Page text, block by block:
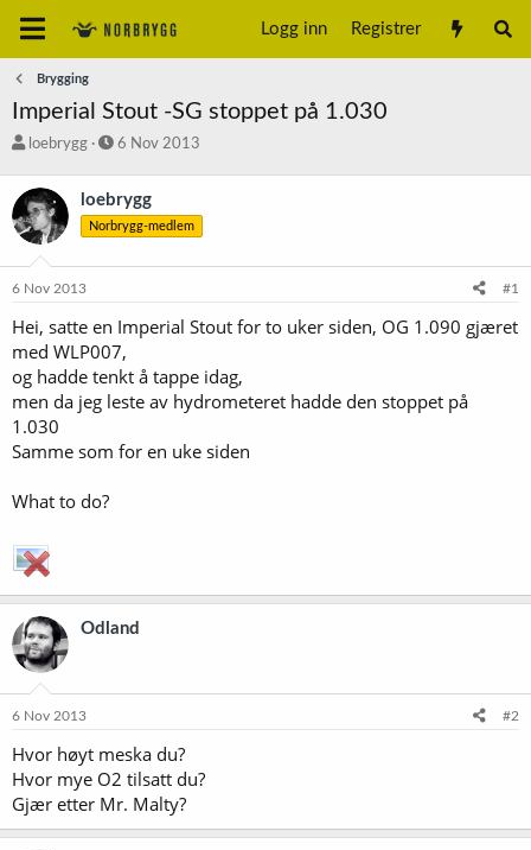
Logg inn Registrer
Brygging
Imperial Stout -SG stoppet på 1.030
T
å
d
s
a
r
e
r
loebrygg
S
r
t
a
6 Nov 2013
loebrygg
Norbrygg-medlem
6 Nov 2013 #1
Hei, satte en Imperial Stout for to uker siden, OG 1.090 gjæret
med WLP007,
og hadde tenkt å tappe idag,
men da jeg leste av hydrometeret hadde den stoppet på
1.030
Samme som for en uke siden
What to do?
Odland
6 Nov 2013 #2
Hvor høyt meska du?
Hvor mye O2 tilsatt du?
Gjær etter Mr. Malty?